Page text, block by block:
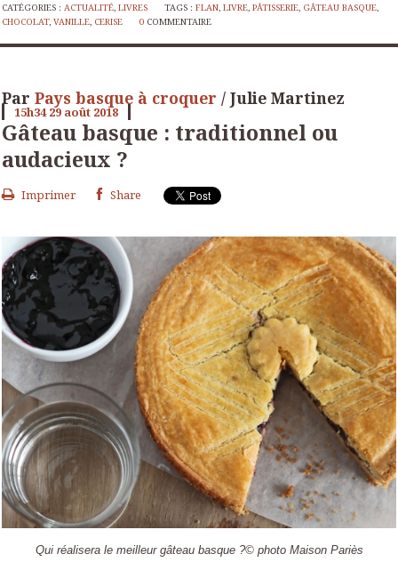
CATÉGORIES : ACTUALITÉ LIVRES TAGS :FLAN ,LIVRE ,PÂTISSERIE GÂTEAU BASQUE
CHOCOLAT, VANILLE CERISE 0 COMMENTAIRE
Par Pays basque à croquer / Julie Martinez
15h34 29 août 2018
Gâteau basque : traditionnel ou
audacieux ?
Imprimer Share
Qui réalisera le meilleur gâteau basque ?© photo Maison Pariès